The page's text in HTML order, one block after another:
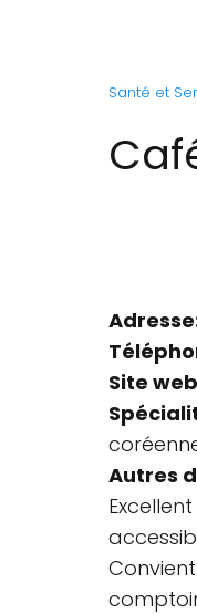
Santé et
Site
Autres